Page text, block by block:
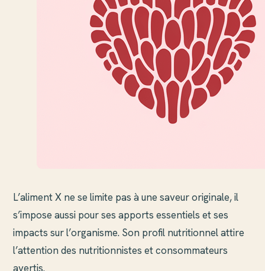
L’aliment X ne se limite pas à une saveur originale, il
s’impose aussi pour ses apports essentiels et ses
impacts sur l’organisme. Son profil nutritionnel attire
l’attention des nutritionnistes et consommateurs
avertis.